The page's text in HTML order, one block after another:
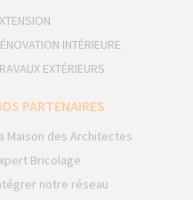
INTÉRIEURE
EXTÉRIEURS
PARTENAIRES
Maison des Architectes
Bricolage
notre réseau